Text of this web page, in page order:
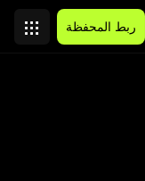
ربط المحفظة